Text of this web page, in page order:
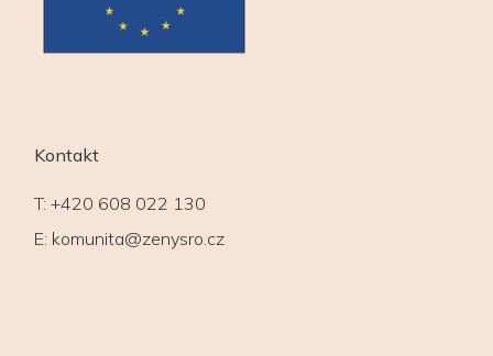
Kontakt
T: +420 608 022 130
E: komunita@zenysro.cz